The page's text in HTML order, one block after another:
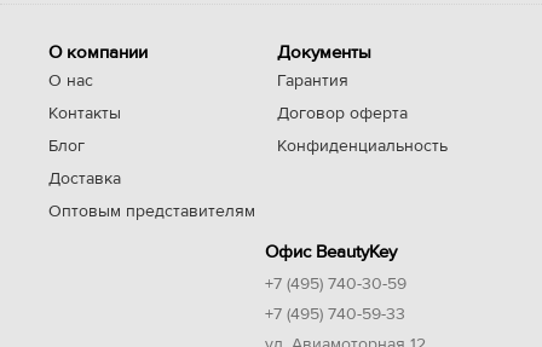
О компании
О нас
Контакты
Блог
Доставка
Оптовым представителям
Документы
Гарантия
Договор оферта
Конфиденциальность
Офис BeautyKey
+7 (495) 740-30-59
+7 (495) 740-59-33